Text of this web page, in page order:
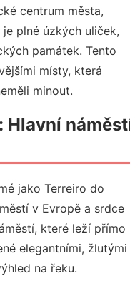
centrum města,
plné úzkých uliček,
památek. Tento
místy, která
minout.
Hlavní
jako Terreiro do
v Evropě a srdce
které leží přímo
elegantními, žlutými
na řeku.